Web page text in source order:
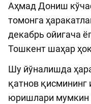
Аҳмад Дониш
томонга
декабрь ойигача
Тошкент шаҳар
Шу йўналишда
қатнов қисмининг
юришлари мумкин